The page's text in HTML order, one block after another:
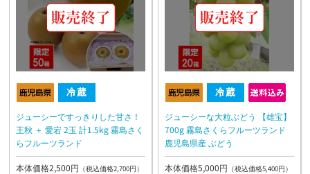
ジューシーですっきりした甘さ！
王秋 ＋ 愛宕 2玉 計1.5kg 霧島さく
らフルーツランド
本体価格2,500円 （税込価格2,700円）
ジューシーな大粒ぶどう 【雄宝】
700g 霧島さくらフルーツランド
鹿児島県産 ぶどう
本体価格5,000円 （税込価格5,400円）